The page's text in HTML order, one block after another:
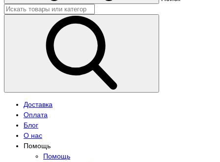
Доставка
Оплата
Блог
О нас
Помощь
Помощь